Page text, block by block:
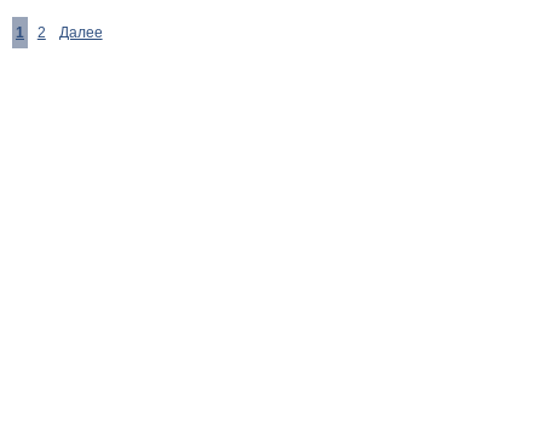
1 2 Далее